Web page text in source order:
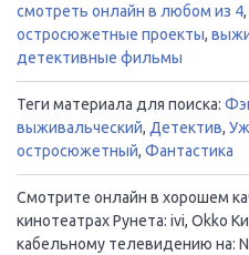
смотреть онлайн в любом из 4,
остросюжетные проекты,
детективные фильмы
Теги материала для поиска:
выживальческий, Детектив,
остросюжетный, Фантастика
Смотрите онлайн в хорошем
кинотеатрах Рунета: ivi, Okko
кабельному телевидению на: